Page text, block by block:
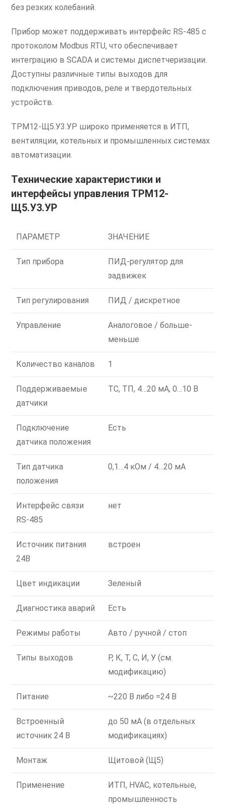
без резких колебаний.
Прибор может поддерживать интерфейс RS-485 с
протоколом Modbus RTU, что обеспечивает
интеграцию в SCADA и системы диспетчеризации.
Доступны различные типы выходов для
подключения приводов, реле и твердотельных
устройств.
ТРМ12-Щ5.У3.УР широко применяется в ИТП,
вентиляции, котельных и промышленных системах
автоматизации.
Технические характеристики и
интерфейсы управления ТРМ12-
Щ5.У3.УР
ПАРАМЕТР ЗНАЧЕНИЕ
Тип прибора
ПИД-регулятор для
задвижек
Тип регулирования ПИД / дискретное
Управление
Аналоговое / больше-
меньше
Количество каналов 1
Поддерживаемые
датчики
ТС, ТП, 4…20 мА, 0…10 В
Подключение
датчика положения
Есть
Тип датчика
положения
0,1…4 кОм / 4…20 мА
Интерфейс связи
RS-485
нет
Источник питания
24В
встроен
Цвет индикации Зеленый
Диагностика аварий Есть
Режимы работы Авто / ручной / стоп
Типы выходов
Р, К, Т, С, И, У (см.
модификацию)
Питание ~220 В либо =24 В
Встроенный
источник 24 В
до 50 мА (в отдельных
модификациях)
Монтаж Щитовой (Щ5)
Применение
ИТП, HVAC, котельные,
промышленность